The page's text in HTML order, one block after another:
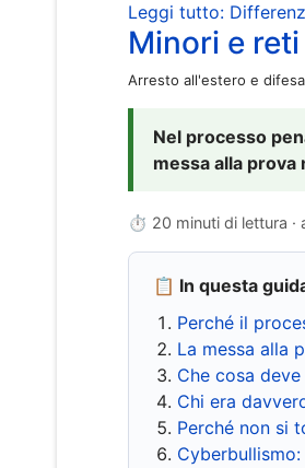
Leggi tutto:
Minori e
Arresto all'estero e
Nel processo
messa alla
⏱ 20 minuti di lettura ·
📋 In questa
Perché il
La messa alla
Che cosa
Chi era
Perché non si